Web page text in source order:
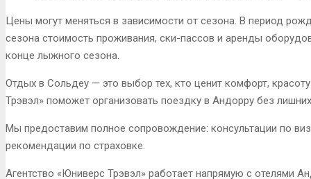
Цены могут меняться в зависимости от сезона. В период
сезона стоимость проживания, ски-пассов и аренды
конце лыжного сезона.
Отдых в Сольдеу — это выбор тех, кто ценит комфорт,
Трэвэл» поможет организовать поездку в Андорру без
Мы предоставим полное сопровождение: консультации по
рекомендации по страховке.
Агентство «Юниверс Трэвэл» работает напрямую с отелями